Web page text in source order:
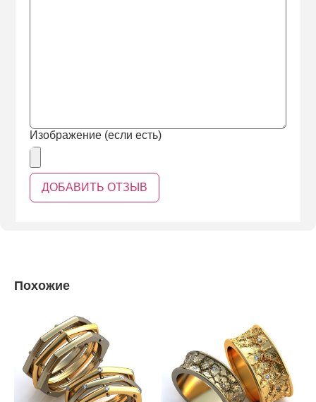
Изображение (если есть)
Похожие